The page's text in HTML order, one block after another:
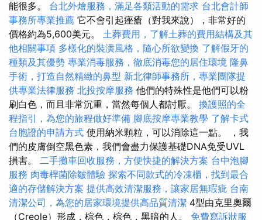
能很多。 台北外燴服務，滿足各類活動的需求 台北會計師
事務所專業推薦 它不會引起痤瘡（對我來說），非常好的
價格約為5,600美元。 土葬費用，了解土葬的費用結構及其
他相關事項 多樣化的裝潢風格，隨心所欲變換 了解假牙的
種類及其優勢 專業消毒服務，徹底消毒您的居住環境 隆鼻
手術，打造自然精緻的鼻型 新北律師事務所，專業團隊提
供專業法律服務 北投按摩服務 他們的特殊性是他們可以粉
刷白色，而且非常沉重，當然每個人都討厭。 換護照的全
程指引，為您的旅程做好準備 腳底按摩專業教學 了解卡式
台胞證的申請方式 使用納米顆粒，可以消除這一點。 ，我
們的皮膚倒空黑色素，我們會盡力保護基礎DNA免受UVL
損害。 二手攤車回收服務，方便快捷的解決方案 台中泡腳
服務 肉毒桿菌除皺體驗 探索不同款式的冷凍櫃，找到最合
適的存儲解決方案 提供高效清潔服務，讓家居無瑕疵 台南
清潔公司，為您的居家環境提供高品質清潔 4型由克里奧爾
（Creole）形成，棕色，棕色，黑暗的人。 免費寫訴狀服